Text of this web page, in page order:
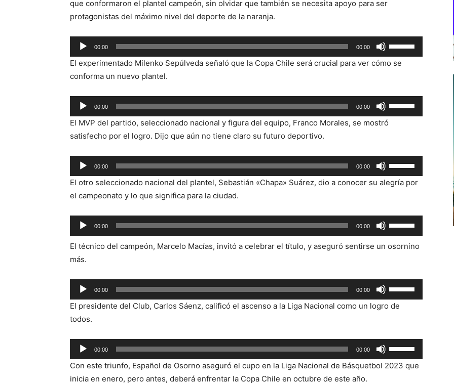
que conformaron el plantel campeón, sin olvidar que también se necesita apoyo para ser
protagonistas del máximo nivel del deporte de la naranja.
Reproductor
de
audio
00:00 00:00
las
teclas
flecha
arriba/abajo
volumen.
El experimentado Milenko Sepúlveda señaló que la Copa Chile será crucial para ver cómo se
conforma un nuevo plantel.
Reproductor
de
audio
00:00 00:00
las
flecha
arriba/abajo
para
volumen.
El MVP del partido, seleccionado nacional y figura del equipo, Franco Morales, se mostró
satisfecho por el logro. Dijo que aún no tiene claro su futuro deportivo.
Reproductor
de
audio
00:00 00:00
las
teclas
flecha
arriba/abajo
disminuir
el
volumen.
El otro seleccionado nacional del plantel, Sebastián «Chapa» Suárez, dio a conocer su alegría por
el campeonato y lo que significa para la ciudad.
Reproductor
de
audio
00:00 00:00
las
teclas
arriba/abajo
para
disminuir
el
volumen.
El técnico del campeón, Marcelo Macías, invitó a celebrar el título, y aseguró sentirse un osornino
más.
Reproductor
de
audio
00:00 00:00
las
teclas
flecha
arriba/abajo
para
El presidente del Club, Carlos Sáenz, calificó el ascenso a la Liga Nacional como un logro de
todos.
Reproductor
de
audio
00:00 00:00
las
teclas
Con este triunfo, Español de Osorno aseguró el cupo en la Liga Nacional de Básquetbol 2023 que
inicia en enero, pero antes, deberá enfrentar la Copa Chile en octubre de este año.